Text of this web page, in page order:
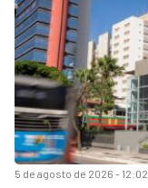
5 de agosto de 2026 - 12:02